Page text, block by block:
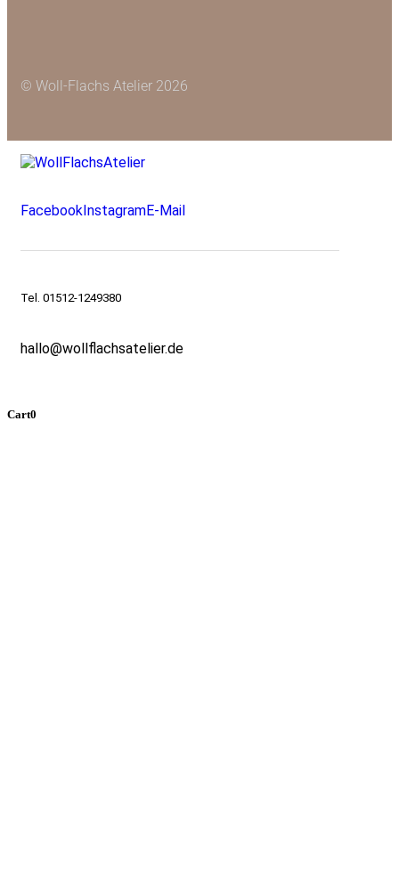
© Woll-Flachs Atelier 2026
FacebookInstagramE-Mail
Tel. 01512-1249380
hallo@wollflachsatelier.de
Cart0